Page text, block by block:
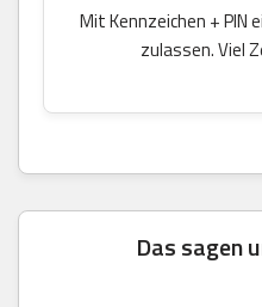
Mit Kennzeichen + PIN
zulassen. Viel
Das sagen